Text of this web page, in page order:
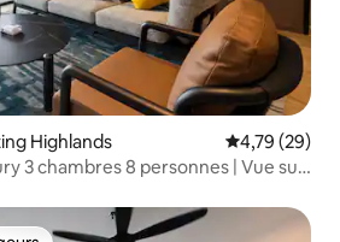
Highlands Évaluation
4,79 (29)
3 chambres 8 personnes | Vue sur